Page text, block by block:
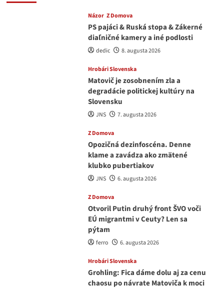
Názor Z Domova
PS pajáci & Ruská stopa & Zákerné
diaľničné kamery a iné podlosti
dedic 8. augusta 2026
Hrobári Slovenska
Matovič je zosobnením zla a
degradácie politickej kultúry na
Slovensku
JNS 7. augusta 2026
Z Domova
Opozičná dezinfoscéna. Denne
klame a zavádza ako zmätené
klubko pubertiakov
JNS 6. augusta 2026
Z Domova
Otvoril Putin druhý front ŠVO voči
EÚ migrantmi v Ceuty? Len sa
pýtam
ferro 6. augusta 2026
Hrobári Slovenska
Grohling: Fica dáme dolu aj za cenu
chaosu po návrate Matoviča k moci